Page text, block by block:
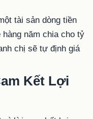
tài sản dòng tiền
năm chia cho tỷ
chị sẽ tự định giá
Kết Lợi